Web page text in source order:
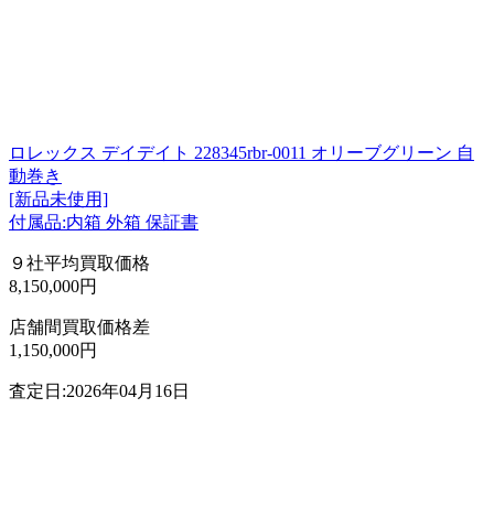
ロレックス デイデイト 228345rbr-0011 オリーブグリーン 自
動巻き
[新品未使用]
付属品:内箱 外箱 保証書
９社平均買取価格
8,150,000円
店舗間買取価格差
1,150,000円
査定日:2026年04月16日